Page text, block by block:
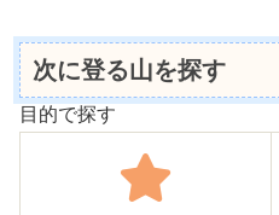
いて記
次に登る山を探す
目的で探す